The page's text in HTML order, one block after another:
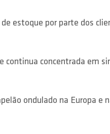
estoque por parte dos
continua concentrada em
ondulado na Europa e